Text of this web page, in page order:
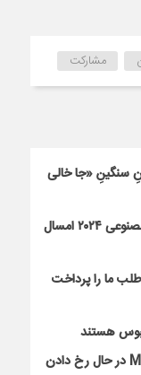
مشارکت
سنگینِ «جا خالی
برگزاری مسابقات اوراسیا رباتیک و هوش مصنوعی ۲۰۲۴ امسال
طلب ما را پرداخت
فاجعه‌ای که در برخی مراکز ترک اعتیاد MMT در حال رخ دادن